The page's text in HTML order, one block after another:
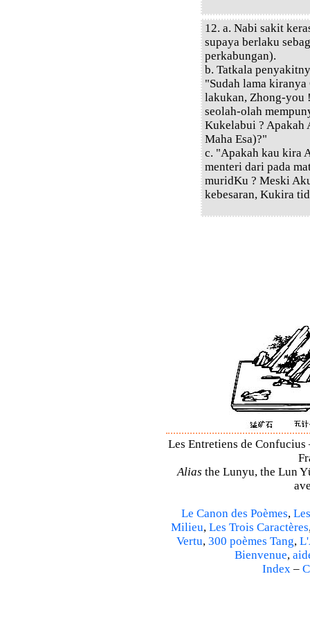
12. a. Nabi sakit
supaya berlaku
perkabungan).
b. Tatkala
"Sudah lama
lakukan, Zhong-you
seolah-olah
Kukelabui ? Apakah
Maha Esa)?"
c. "Apakah kau kira
menteri dari pada
muridKu ? Meski
kebesaran, Kukira
Les Entretiens de
Alias the Lunyu, the Lun
Le Canon des Poèmes,
Milieu, Les Trois Caractères
Vertu, 300 poèmes Tang,
Bienvenue,
Index –